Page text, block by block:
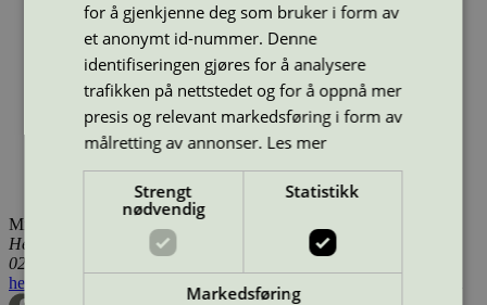
Kontormøbler, stoler (EU Ecolabel)
Lisensnummer: DK/049/005
Miljømerke: EU Ecolabel
Merkevare: FALK
Merkevare nettside:
https://falk.houe.com/
Lisensinnehaver: HOUE ApS
Lisensinnehaver nettside: https://www.houe.com
Tilgjengelig i: Island, Norge, Sverige, Finland, Danmark,
Utenfor Norden
Miljømerking Norge
Henrik Ibsens gate 20
0255 Oslo
hei@svanemerket.no
24 14 46 00 Org. nr: 971 279 362 MVA
for å gjenkjenne deg som bruker i form av
et anonymt id-nummer. Denne
identifiseringen gjøres for å analysere
trafikken på nettstedet og for å oppnå mer
presis og relevant markedsføring i form av
målretting av annonser. Les mer
Strengt
nødvendig
Statistikk
Markedsføring